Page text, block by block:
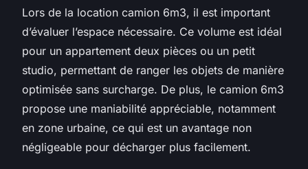
Lors de la location camion 6m3, il est important
d’évaluer l’espace nécessaire. Ce volume est idéal
pour un appartement deux pièces ou un petit
studio, permettant de ranger les objets de manière
optimisée sans surcharge. De plus, le camion 6m3
propose une maniabilité appréciable, notamment
en zone urbaine, ce qui est un avantage non
négligeable pour décharger plus facilement.